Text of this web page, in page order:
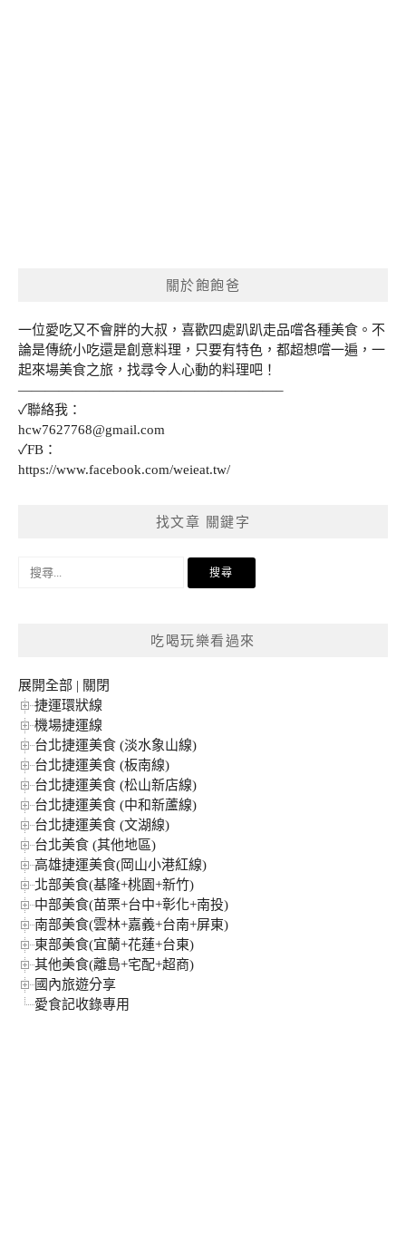
關於飽飽爸
一位愛吃又不會胖的大叔，喜歡四處趴趴走品嚐各種美食。不
論是傳統小吃還是創意料理，只要有特色，都超想嚐一遍，一
起來場美食之旅，找尋令人心動的料理吧！
———————————————————–
✓聯絡我：
hcw7627768@gmail.com
✓FB：
https://www.facebook.com/weieat.tw/
找文章 關鍵字
搜
吃喝玩樂看過來
展開全部 | 關閉
捷運環狀線
機場捷運線
台北捷運美食 (淡水象山線)
台北捷運美食 (板南線)
台北捷運美食 (松山新店線)
台北捷運美食 (中和新蘆線)
台北捷運美食 (文湖線)
台北美食 (其他地區)
高雄捷運美食(岡山小港紅線)
北部美食(基隆+桃園+新竹)
中部美食(苗栗+台中+彰化+南投)
南部美食(雲林+嘉義+台南+屏東)
東部美食(宜蘭+花蓮+台東)
其他美食(離島+宅配+超商)
國內旅遊分享
愛食記收錄專用